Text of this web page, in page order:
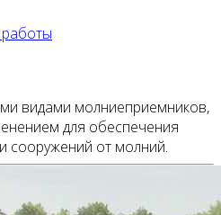
видами молниеприемников,
для обеспечения
сооружений от молний.